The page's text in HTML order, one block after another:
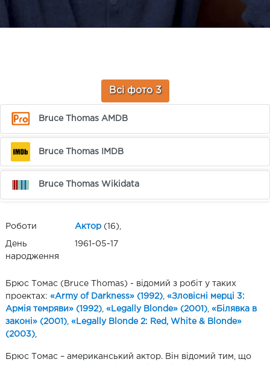
Всі фото 3
Bruce Thomas AMDB
Bruce Thomas IMDB
Bruce Thomas Wikidata
Роботи Актор (16),
День
народження
1961-05-17
Брюс Томас (Bruce Thomas) - відомий з робіт у таких
проектах: «Army of Darkness» (1992) «Зловісні мерці 3:
Армія темряви» (1992) «Legally Blonde» (2001) «Білявка в
законі» (2001) «Legally Blonde 2: Red, White & Blonde»
(2003)
Брюс Томас – американський актор. Він відомий тим, що